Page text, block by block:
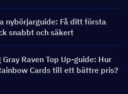
för säsong 9.5
nybörjarguide: Få ditt första
snabbt och säkert
Gray Raven Top Up-guide: Hur
Cards till ett bättre pris?